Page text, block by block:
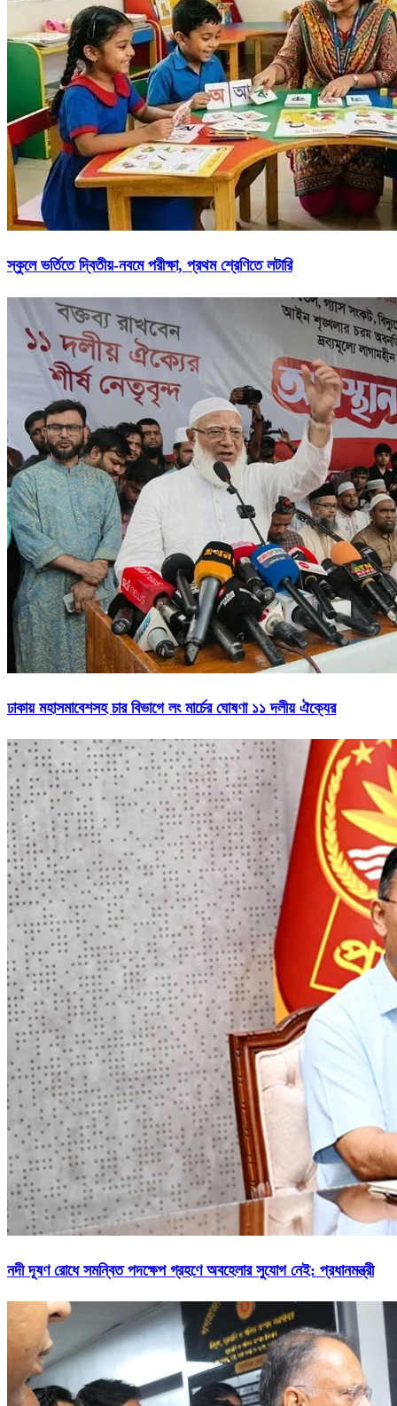
স্কুলে ভর্তিতে দ্বিতীয়-নবমে পরীক্ষা, প্রথম শ্রেণিতে লটারি
ঢাকায় মহাসমাবেশসহ চার বিভাগে লং মার্চের ঘোষণা ১১ দলীয় ঐক্যের
নদী দূষণ রোধে সমন্বিত পদক্ষেপ গ্রহণে অবহেলার সুযোগ নেই: প্রধানমন্ত্রী